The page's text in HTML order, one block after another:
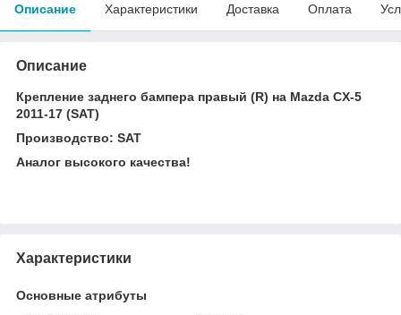
Описание Характеристики Доставка Оплата
Описание
Крепление заднего бампера правый (R) на Mazda CX-5
2011-17 (SAT)
Производство: SAT
Аналог высокого качества!
Характеристики
Основные атрибуты